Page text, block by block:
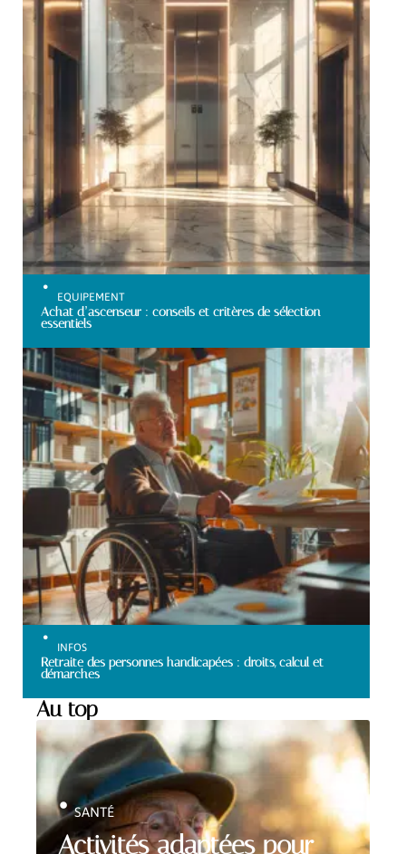
EQUIPEMENT
Achat d’ascenseur : conseils et critères de sélection
essentiels
INFOS
Retraite des personnes handicapées : droits, calcul et
démarches
Au top
Activités adaptées pour
SANTÉ